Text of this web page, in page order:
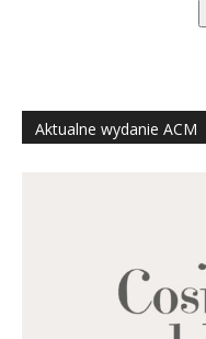
Aktualne wydanie ACM